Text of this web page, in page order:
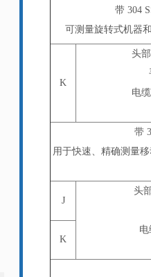
带 304
可测量旋转式机器
K
头
电
带
用于快速、精确测量
J
头
电
K